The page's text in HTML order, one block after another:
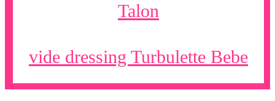
Talon
vide dressing Turbulette Bebe